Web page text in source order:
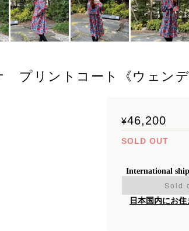
プリントコート《ウェン
¥46,200
SOLD OUT
International
Sold
日本国内にお